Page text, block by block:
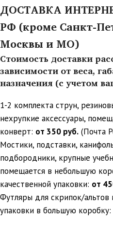
ДОСТАВКА
РФ (кроме Санкт-
Москвы и МО)
Стоимость доставки
зависимости от веса,
назначения (с учетом
1-2 комплекта струн,
нехрупкие аксессуары,
конверт: от 350 руб. (Почта
Мостики, подставки,
подбородники, крупные
помещается в небольшую
качественной упаковки: от
Футляры для скрипок/
упаковки в большую коробку: